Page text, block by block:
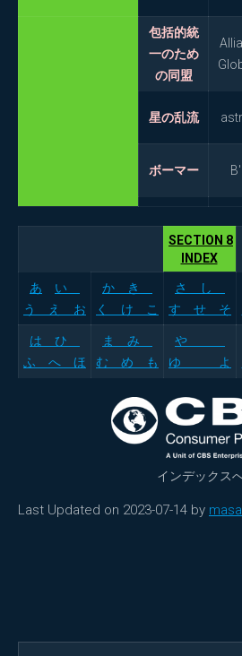
包括的統
一のため
の同盟
星の乱流
ボーマー
SECTION 8
INDEX
あ
い
う え お
か き
く け こ
さ し
す せ そ
は ひ
ふ へ ほ
ま み
む め も
や
ゆ よ
インデックス
Last Updated on 2023-07-14 by